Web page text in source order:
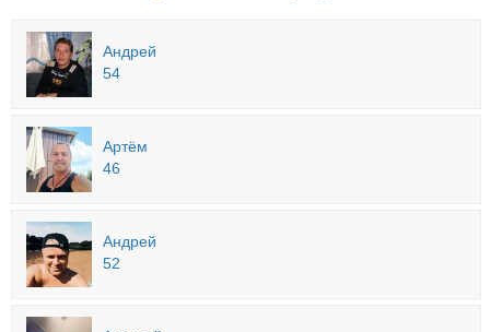
Андрей
54
Артём
46
Андрей
52